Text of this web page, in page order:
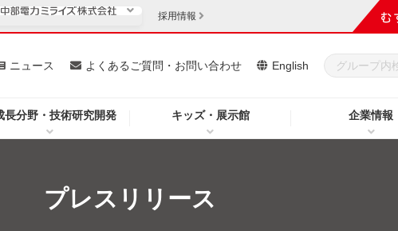
長分野・技術研究開発 キッズ・展示館 企業情報
ニュース よくあるご質問・お問い合わせ English
安定供給
企業情報
法人のお客さま
採用情報
プレスリリース